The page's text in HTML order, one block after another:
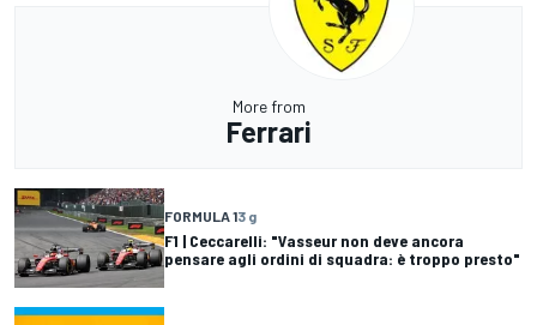
More from
Ferrari
FORMULA 13 g
F1 | Ceccarelli: "Vasseur non deve ancora
pensare agli ordini di squadra: è troppo presto"